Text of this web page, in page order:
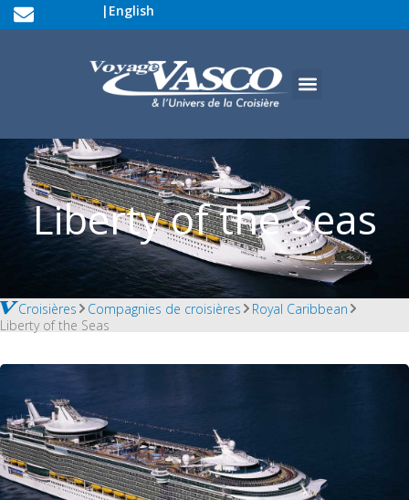
| English
Liberty of the Seas
Croisières Compagnies de croisières
Royal Caribbean
Liberty of the Seas